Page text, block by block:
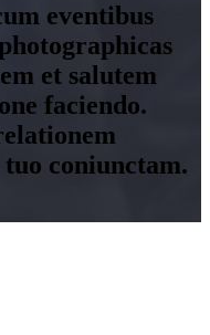
eventibus
et salutem
faciendo.
coniunctam.